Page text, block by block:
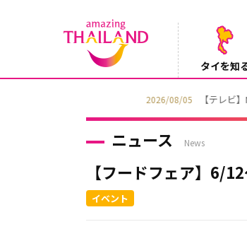
タイを知
【テレビ】NHK『世界
ニュース News
【フードフェア】6/